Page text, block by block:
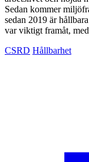
Sedan kommer
sedan 2019 är
var viktigt framåt,
CSRD Hållbarhet